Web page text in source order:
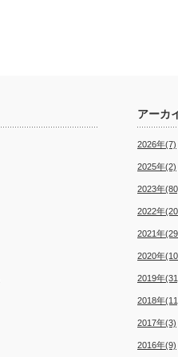
アーカ
2026年(7)
2025年(2)
2023年
2022年
2021年
2020年
2019年
2018年
2017年(3)
2016年(9)